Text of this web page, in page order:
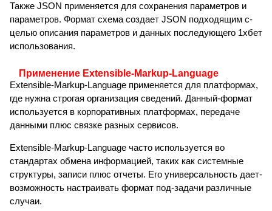
Также JSON применяется для сохранения параметров и
параметров. Формат схема создает JSON подходящим с-
целью описания параметров и данных последующего 1хбет
использования.
Применение Extensible-Markup-Language
Extensible-Markup-Language применяется для платформах,
где нужна строгая организация сведений. Данный-формат
используется в корпоративных платформах, передаче
данными плюс связке разных сервисов.
Extensible-Markup-Language часто используется во
стандартах обмена информацией, таких как системные
структуры, записи плюс отчеты. Его универсальность дает-
возможность настраивать формат под-задачи различные
случаи.